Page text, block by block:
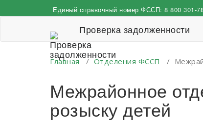
к
Единый справочный номер ФССП: 8 800 301-
Проверка задолженности
Главная / Отделения ФССП /
Межрайонное
розыску детей